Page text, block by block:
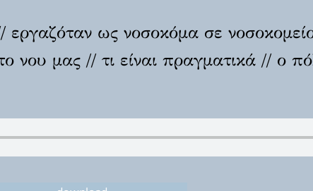
ως νοσοκόμα σε
νου μας // τι είναι πραγματικά // ο